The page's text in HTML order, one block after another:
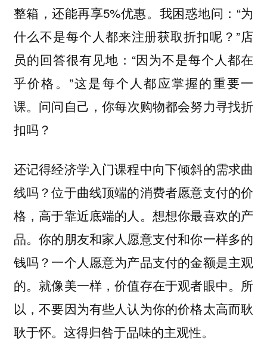
整箱，还能再享5%优惠。我困惑地问：“为
什么不是每个人都来注册获取折扣呢？”店
员的回答很有见地：“因为不是每个人都在
乎价格。”这是每个人都应掌握的重要一
课。 问问自己，你每次购物都会努力寻找折
扣吗？
还记得经济学入门课程中向下倾斜的需求曲
线吗？位于曲线顶端的消费者愿意支付的价
格，高于靠近底端的人。想想你最喜欢的产
品。你的朋友和家人愿意支付和你一样多的
钱吗？一个人愿意为产品支付的金额是主观
的。就像美一样，价值存在于观者眼中。所
以，不要因为有些人认为你的价格太高而耿
耿于怀。这得归咎于品味的主观性。